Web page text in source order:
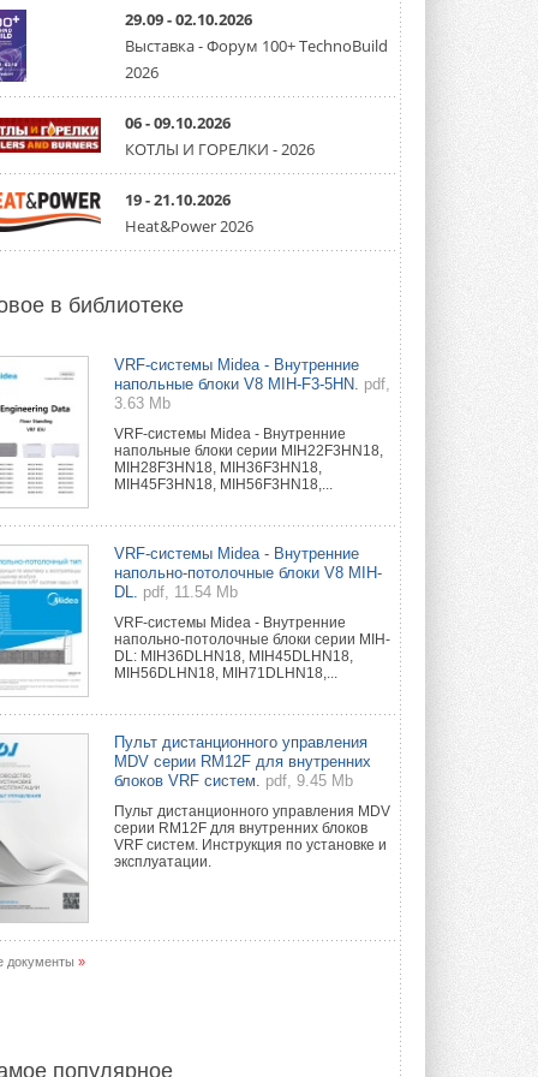
охлаждения для ЦОД
Mitsubishi Electric создаёт в США новую
компанию MEHITS US Inc. ...
31 ИЮЛЯ 2026
США запретили использование
иностранных инверторов
комиссия по связи США (FCC) обновила
свой специальный перечень Covered ...
31 ИЮЛЯ 2026
солнечные панели в МКД
30 ИЮЛЯ 2026
Канальные вентиляторы с ЕС-
двигателями Sysimple TRS EC
Poti
Новинка от Системэйр —
прямоугольный канальный ...
Краска для окон: как выбрать
состав, который не
растрескается после первой
зимы
Частые вопросы о краске для окон ...
30 ИЮЛЯ 2026
новую серию консольных
Усовершенствованная гидравлика
помогает снизить энергопотребление ...
30 ИЮЛЯ 2026
Группа «Теплолюкс» открыла
новую производственную
площадку
29 ИЮЛЯ 2026
29.09 - 02.10.2026
Выставка - Форум 100+ TechnoBuild
2026
06 - 09.10.2026
КОТЛЫ И ГОРЕЛКИ - 2026
19 - 21.10.2026
Heat&Power 2026
в библиотеке
VRF-системы Midea - Внутренние
напольные блоки V8 MIH-F3-5HN. pdf,
3.63 Mb
VRF-системы Midea - Внутренние
напольные блоки серии MIH22F3HN18,
MIH28F3HN18, MIH36F3HN18,
MIH45F3HN18, MIH56F3HN18,...
VRF-системы Midea - Внутренние
напольно-потолочные блоки V8 MIH-
DL.
pdf, 11.54 Mb
VRF-системы Midea - Внутренние
напольно-потолочные блоки серии MIH-
DL: MIH36DLHN18, MIH45DLHN18,
MIH56DLHN18, MIH71DLHN18,...
Пульт дистанционного управления
MDV серии RM12F для внутренних
блоков VRF систем.
pdf, 9.45 Mb
Пульт дистанционного управления MDV
серии RM12F для внутренних блоков
VRF систем. Инструкция по установке и
эксплуатации.
документы »
популярное